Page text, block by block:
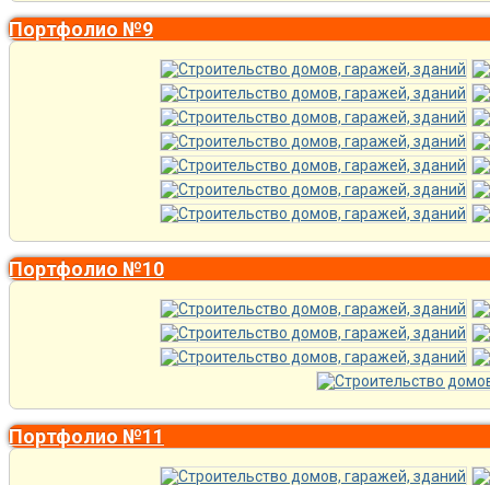
Портфолио №9
Портфолио №10
Портфолио №11